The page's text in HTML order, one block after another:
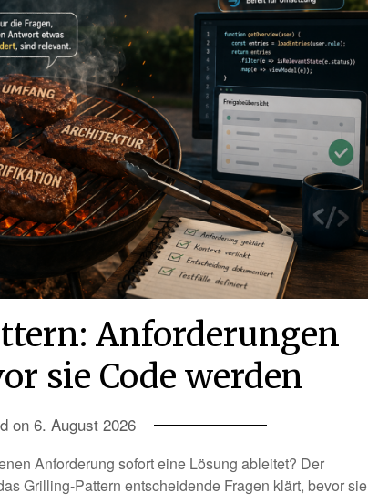
Anforderungen
sie Code werden
on6. August 2026
Anforderung sofort eine Lösung ableitet? Der
Grilling-Pattern entscheidende Fragen klärt, bevor sie